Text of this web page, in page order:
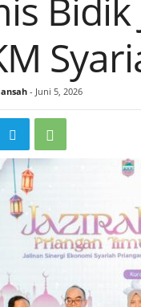
- Juni 5, 2026